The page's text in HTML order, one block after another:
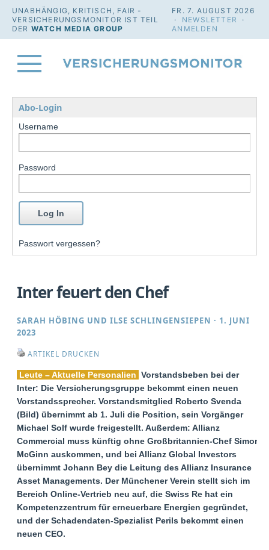
UNABHÄNGIG, KRITISCH, FAIR -
VERSICHERUNGSMONITOR IST TEIL
DER WATCH MEDIA GROUP
FR. 7. AUGUST 2026
· NEWSLETTER
·
ANMELDEN
Abo-Login
Username
Password
Passwort vergessen?
Inter feuert den Chef
SARAH HÖBING UNDILSE SCHLINGENSIEPEN · 1. JUNI
2023
ARTIKEL DRUCKEN
Leute – Aktuelle Personalien Vorstandsbeben bei der
Inter: Die Versicherungsgruppe bekommt einen neuen
Vorstandssprecher. Vorstandsmitglied Roberto Svenda
(Bild) übernimmt ab 1. Juli die Position, sein Vorgänger
Michael Solf wurde freigestellt. Außerdem: Allianz
Commercial muss künftig ohne Großbritannien-Chef Simon
McGinn auskommen, und bei Allianz Global Investors
übernimmt Johann Bey die Leitung des Allianz Insurance
Asset Managements. Der Münchener Verein stellt sich im
Bereich Online-Vertrieb neu auf, die Swiss Re hat ein
Kompetenzzentrum für erneuerbare Energien gegründet,
und der Schadendaten-Spezialist Perils bekommt einen
neuen CEO.